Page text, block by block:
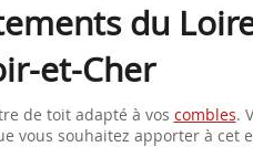
du
et-Cher
de toit adapté à vos combles.
vous souhaitez apporter à cet